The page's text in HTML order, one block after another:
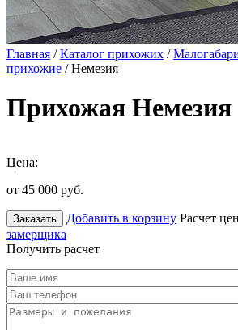
Главная /Каталог прихожих /
прихожие / Немезия
Прихожая Немезия
Цена:
от 45 000 руб.
Заказать Добавить в корзину Расчет
замерщика
Получить расчет